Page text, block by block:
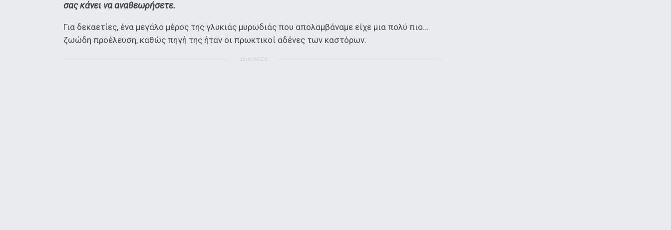
σας κάνει να αναθεωρήσετε.
Για δεκαετίες, ένα μεγάλο μέρος της γλυκιάς μυρωδιάς που απολαμβάναμε είχε μια πολύ πιο...
ζωώδη προέλευση, καθώς πηγή της ήταν οι πρωκτικοί αδένες των καστόρων.
ΔΙΑΦΗΜΙΣΗ